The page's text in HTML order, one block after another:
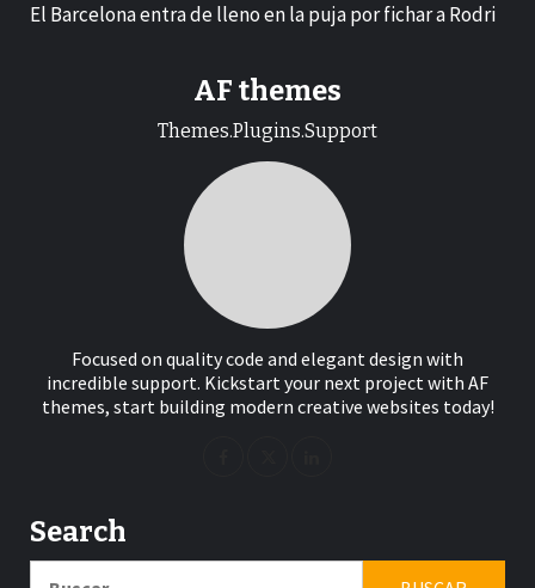
El Barcelona entra de lleno en la puja por fichar a Rodri
AF themes
Themes.Plugins.Support
Focused on quality code and elegant design with
incredible support. Kickstart your next project with AF
themes, start building modern creative websites today!
Search